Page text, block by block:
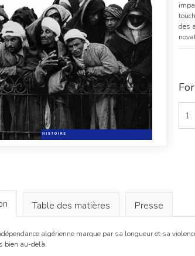
des
La
Table des matières Presse
algérienne marque par sa longueur et sa
bien au-delà.